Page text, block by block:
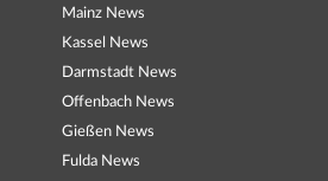
Mainz News
Kassel News
Darmstadt News
Offenbach News
Gießen News
Fulda News